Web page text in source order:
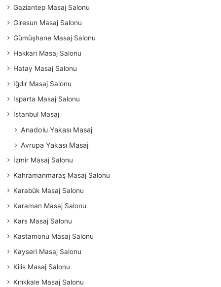
Gaziantep Masaj Salonu
Giresun Masaj Salonu
Gümüşhane Masaj Salonu
Hakkari Masaj Salonu
Hatay Masaj Salonu
Iğdır Masaj Salonu
Isparta Masaj Salonu
İstanbul Masaj
Anadolu Yakası Masaj
Avrupa Yakası Masaj
İzmir Masaj Salonu
Kahramanmaraş Masaj Salonu
Karabük Masaj Salonu
Karaman Masaj Salonu
Kars Masaj Salonu
Kastamonu Masaj Salonu
Kayseri Masaj Salonu
Kilis Masaj Salonu
Kırıkkale Masaj Salonu